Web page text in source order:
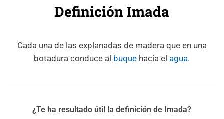
Definición Imada
Cada una de las explanadas de madera que en una
botadura conduce al buque hacia el agua.
¿Te ha resultado útil la definición de Imada?